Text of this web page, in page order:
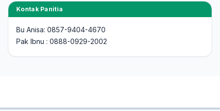
Kontak Panitia
Bu Anisa: 0857-9404-4670
Pak Ibnu : 0888-0929-2002